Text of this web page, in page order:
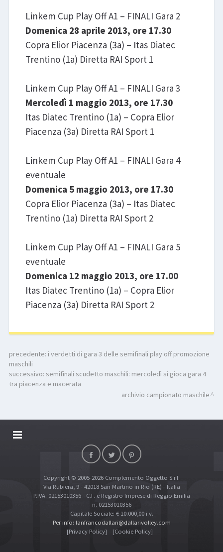
Linkem Cup Play Off A1 – FINALI Gara 2
Domenica 28 aprile 2013, ore 17.30
Copra Elior Piacenza (3a) – Itas Diatec
Trentino (1a) Diretta RAI Sport 1
Linkem Cup Play Off A1 – FINALI Gara 3
Mercoledì 1 maggio 2013, ore 17.30
Itas Diatec Trentino (1a) – Copra Elior
Piacenza (3a) Diretta RAI Sport 1
Linkem Cup Play Off A1 – FINALI Gara 4
eventuale
Domenica 5 maggio 2013, ore 17.30
Copra Elior Piacenza (3a) – Itas Diatec
Trentino (1a) Diretta RAI Sport 2
Linkem Cup Play Off A1 – FINALI Gara 5
eventuale
Domenica 12 maggio 2013, ore 17.00
Itas Diatec Trentino (1a) – Copra Elior
Piacenza (3a) Diretta RAI Sport 2
precedente: i verdetti di gara 3 delle semifinali play off promozione
maschili
successivo: semifinali scudetto maschili: mercoledì si gioca gara 4
tra piacenza e macerata
archivio campionato maschile
DALLARIVOLLEY SOSTIENE
TOP RICERCHE
SITE MAP
Copyright © 2005-2026 Complemento Oggetto S.r.l.
Via Rubiera, 9 - 42018 San Martino in Rio (RE) - Italia
P.IVA: 02153010356 - C.F. e Registro Imprese di Reggio Emilia
n. 02153010356
Capitale Sociale: € 10.000,00 i.v.
Per info: lanfrancodallari@dallarivolley.com
[Privacy Policy]
[Cookie Policy]